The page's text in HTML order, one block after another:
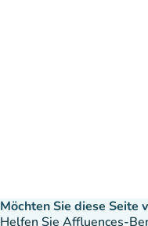
Möchten Sie diese Seite
Helfen Sie Affluences-